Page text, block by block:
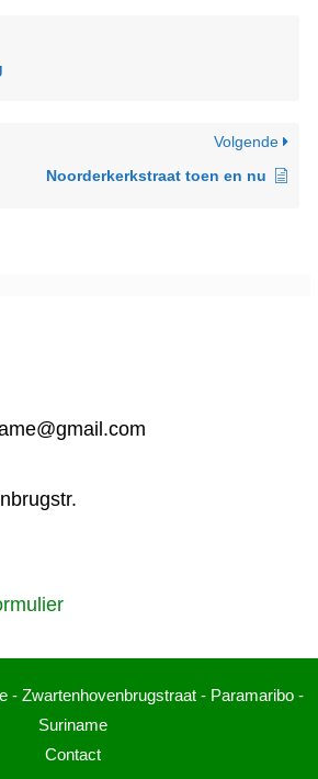
Volgende
Noorderkerkstraat toen en nu
- Zwartenhovenbrugstraat - Paramaribo -
Suriname
Contact